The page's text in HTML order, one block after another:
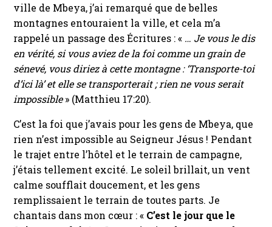
ville de Mbeya, j’ai remarqué que de belles
montagnes entouraient la ville, et cela m’a
rappelé un passage des Écritures : « … Je vous le dis
en vérité, si vous aviez de la foi comme un grain de
sénevé, vous diriez à cette montagne : ‘Transporte-toi
d’ici là’ et elle se transporterait ; rien ne vous serait
impossible» (Matthieu 17:20).
C’est la foi que j’avais pour les gens de Mbeya, que
rien n’est impossible au Seigneur Jésus ! Pendant
le trajet entre l’hôtel et le terrain de campagne,
j’étais tellement excité. Le soleil brillait, un vent
calme soufflait doucement, et les gens
remplissaient le terrain de toutes parts. Je
chantais dans mon cœur : « C’est le jour que le